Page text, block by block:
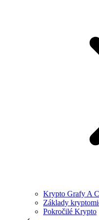
Krypto Grafy A
Základy
Pokročilé Krypto